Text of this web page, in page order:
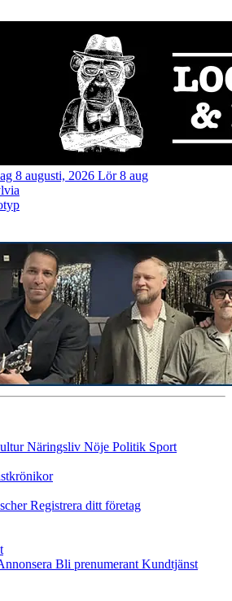
8 augusti, 2026 Lör 8 aug
Näringsliv Nöje Politik Sport
Registrera ditt företag
Bli prenumerant Kundtjänst